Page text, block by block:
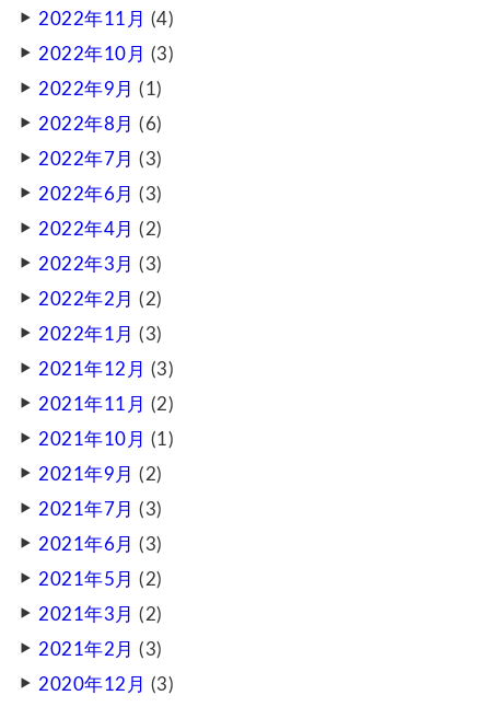
2022年11月 (4)
2022年10月 (3)
2022年9月 (1)
2022年8月 (6)
2022年7月 (3)
2022年6月 (3)
2022年4月 (2)
2022年3月 (3)
2022年2月 (2)
2022年1月 (3)
2021年12月 (3)
2021年11月 (2)
2021年10月 (1)
2021年9月 (2)
2021年7月 (3)
2021年6月 (3)
2021年5月 (2)
2021年3月 (2)
2021年2月 (3)
2020年12月 (3)